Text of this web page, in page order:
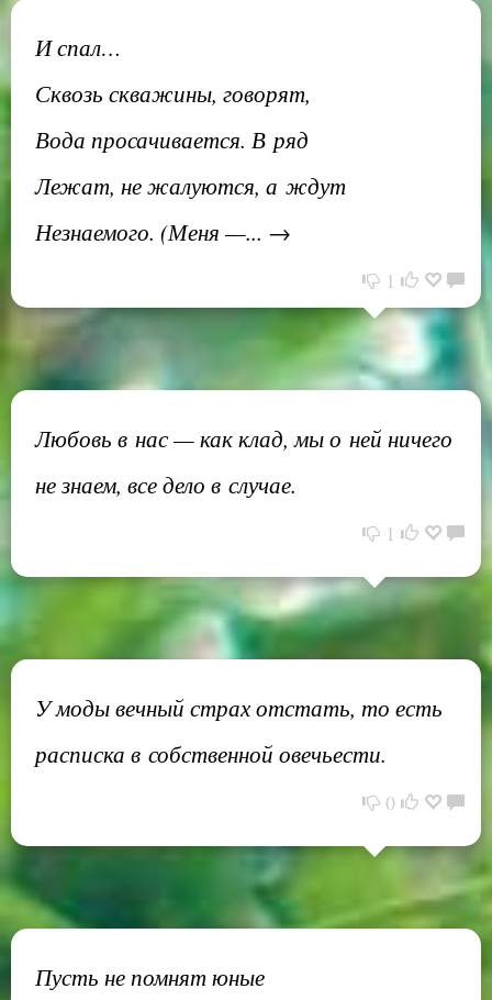
И спал…
Сквозь скважины, говорят,
Вода просачивается. В ряд
Лежат, не жалуются, а ждут
Незнаемого. (Меня —... →
1
Любовь в нас — как клад, мы о ней ничего
не знаем, все дело в случае.
1
У моды вечный страх отстать, то есть
расписка в собственной овечьести.
0
Пусть не помнят юные